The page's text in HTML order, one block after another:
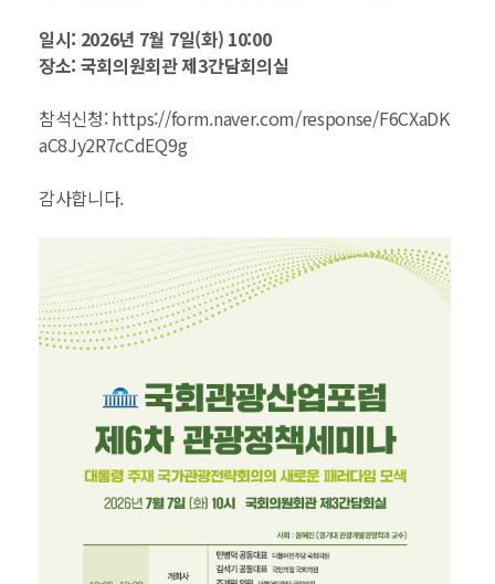
일시: 2026년 7월 7일(화) 10:00
장소: 국회의원회관 제3간담회의실
참석신청:https://form.naver.com/response/F6CXaDK
aC8Jy2R7cCdEQ9g
감사합니다.​